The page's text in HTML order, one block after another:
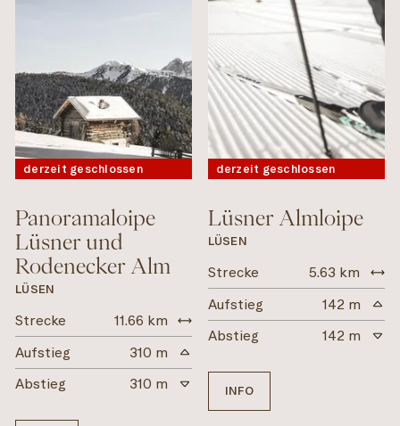
Villnöß
Alle
Alle
Klassisch
Skating
SUCHE
Filter zurücksetzen
derzeit geschlossen
Panoramaloipe
Lüsner und
Rodenecker Alm
LÜSEN
Strecke 11.66 km
Aufstieg 310 m
Abstieg 310 m
derzeit geschlossen
Lüsner Almloipe
LÜSEN
Strecke 5.63 km
Aufstieg 142 m
Abstieg 142 m
INFO